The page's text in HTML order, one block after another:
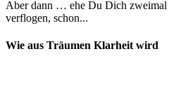
Aber dann … ehe Du Dich zweimal
verflogen, schon...
Wie aus Träumen Klarheit wird